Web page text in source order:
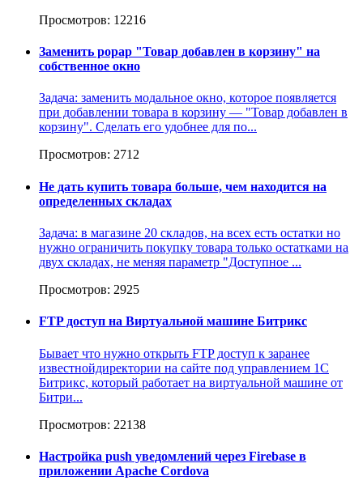
Просмотров: 12216
Заменить popap "Товар добавлен в корзину" на
собственное окно
Задача: заменить модальное окно, которое появляется
при добавлении товара в корзину — "Товар добавлен в
корзину". Сделать его удобнее для по...
Просмотров: 2712
Не дать купить товара больше, чем находится на
определенных складах
Задача: в магазине 20 складов, на всех есть остатки но
нужно ограничить покупку товара только остатками на
двух складах, не меняя параметр "Доступное ...
Просмотров: 2925
FTP доступ на Виртуальной машине Битрикс
Бывает что нужно открыть FTP доступ к заранее
известнойдиректории на сайте под управлением 1С
Битрикс, который работает на виртуальной машине от
Битри...
Просмотров: 22138
Настройка push уведомлений через Firebase в
приложении Apache Cordova